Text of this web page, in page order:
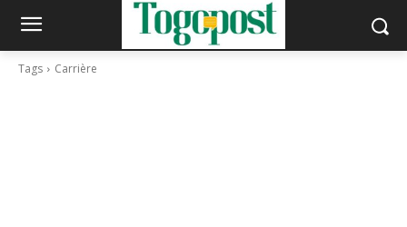
Tags Carrière